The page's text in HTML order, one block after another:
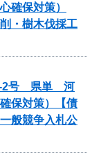
確保対策）
・樹木伐採工
1-2号 県単 河
保対策）【債
般競争入札公